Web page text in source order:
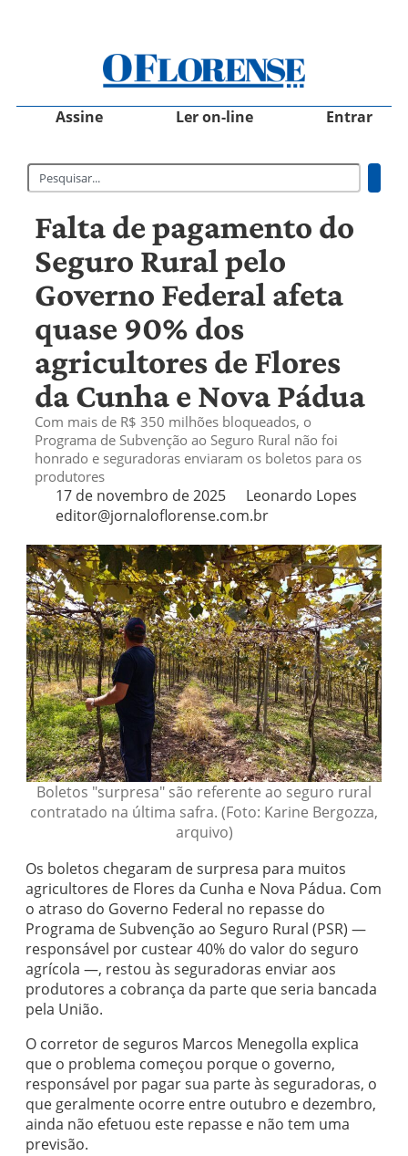
Assine Ler on-line Entrar
Falta de pagamento do
Seguro Rural pelo
Governo Federal afeta
quase 90% dos
agricultores de Flores
da Cunha e Nova Pádua
Com mais de R$ 350 milhões bloqueados, o
Programa de Subvenção ao Seguro Rural não foi
honrado e seguradoras enviaram os boletos para os
produtores
17 de novembro de 2025
Leonardo Lopes
editor@jornaloflorense.com.br
Boletos "surpresa" são referente ao seguro rural
contratado na última safra. (Foto: Karine Bergozza,
arquivo)
Os boletos chegaram de surpresa para muitos
agricultores de Flores da Cunha e Nova Pádua. Com
o atraso do Governo Federal no repasse do
Programa de Subvenção ao Seguro Rural (PSR) —
responsável por custear 40% do valor do seguro
agrícola —, restou às seguradoras enviar aos
produtores a cobrança da parte que seria bancada
pela União.
O corretor de seguros Marcos Menegolla explica
que o problema começou porque o governo,
responsável por pagar sua parte às seguradoras, o
que geralmente ocorre entre outubro e dezembro,
ainda não efetuou este repasse e não tem uma
previsão.